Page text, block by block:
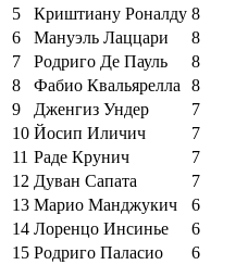
5
Криштиану Роналду 8
6
Мануэль Лаццари
8
7
Родриго Де Пауль
8
8
Фабио Квальярелла
8
9
Дженгиз Ундер
7
10 Йосип Иличич
7
11 Раде Крунич
7
12 Дуван Сапата
7
13 Марио Манджукич
6
14 Лоренцо Инсинье
6
15 Родриго Паласио 6